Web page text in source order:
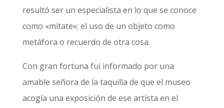
resultó ser un especialista en lo que se conoce
como «mitate»: el uso de un objeto como
metáfora o recuerdo de otra cosa.
Con gran fortuna fui informado por una
amable señora de la taquilla de que el museo
acogía una exposición de ese artista en el